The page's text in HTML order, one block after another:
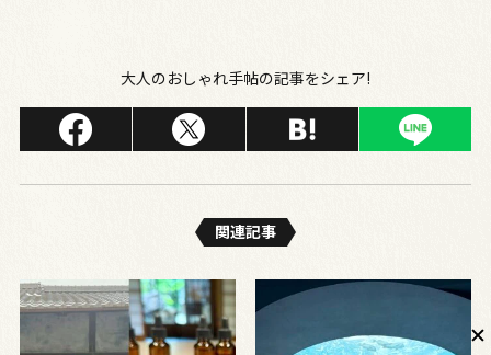
大人のおしゃれ手帖の記事をシェア!
関連記事